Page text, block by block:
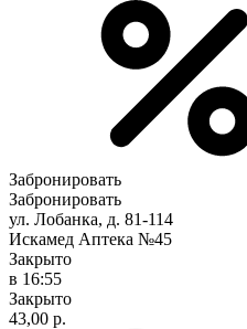
Забронировать
Забронировать
ул. Лобанка, д. 81-114
Искамед Аптека №45
Закрыто
в 16:55
Закрыто
43,00 р.